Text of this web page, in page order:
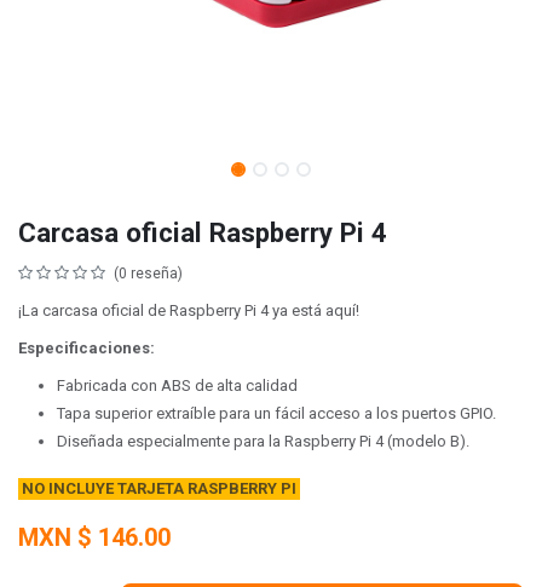
Carcasa oficial Raspberry Pi 4
(0 reseña)
¡La carcasa oficial de Raspberry Pi 4 ya está aquí!
Especificaciones:
Fabricada con ABS de alta calidad
Tapa superior extraíble para un fácil acceso a los puertos GPIO.
Diseñada especialmente para la Raspberry Pi 4 (modelo B).
NO INCLUYE TARJETA RASPBERRY PI
MXN $ 146.00